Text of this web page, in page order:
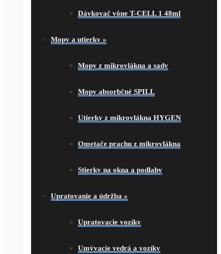
Dávkovač vône T-CELL 1 48ml
Mopy a utierky »
Mopy z mikrovlákna a sady
Mopy absorbčné SPILL
Utierky z mikrovlákna HYGEN
Ometače prachu z mikrovlákna
Stierky na okna a podlahy
Upratovanie a údržba »
Upratovacie vozíky
Umývacie vedrá a vozíky